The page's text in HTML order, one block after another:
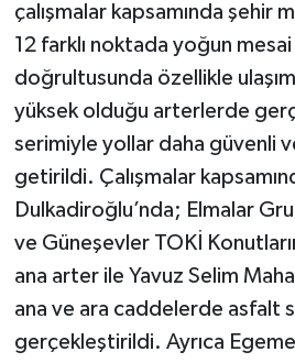
çalışmalar kapsamında şehir
12 farklı noktada yoğun
doğrultusunda özellikle
yüksek olduğu arterlerde
serimiyle yollar daha güvenli
getirildi. Çalışmalar
Dulkadiroğlu’nda; Elmalar
ve Güneşevler TOKİ
ana arter ile Yavuz Selim
ana ve ara caddelerde asfalt
gerçekleştirildi. Ayrıca